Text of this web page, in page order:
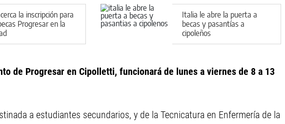
la inscripción para
Progresar en la
Italia le abre la puerta a
becas y pasantías a
cipoleños
de Progresar en Cipolletti, funcionará de lunes a viernes de 8 a 13
a estudiantes secundarios, y de la Tecnicatura en Enfermería de la